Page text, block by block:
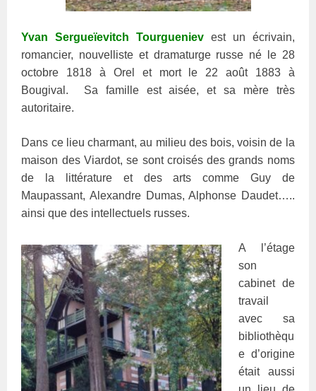
Yvan Sergueïevitch Tourgueniev est un écrivain,
romancier, nouvelliste et dramaturge russe né le 28
octobre 1818 à Orel et mort le 22 août 1883 à
Bougival. Sa famille est aisée, et sa mère très
autoritaire.
Dans ce lieu charmant, au milieu des bois, voisin de la
maison des Viardot, se sont croisés des grands noms
de la littérature et des arts comme Guy de
Maupassant, Alexandre Dumas, Alphonse Daudet…..
ainsi que des intellectuels russes.
A l’étage
son
cabinet de
travail
avec sa
bibliothèqu
e d’origine
était aussi